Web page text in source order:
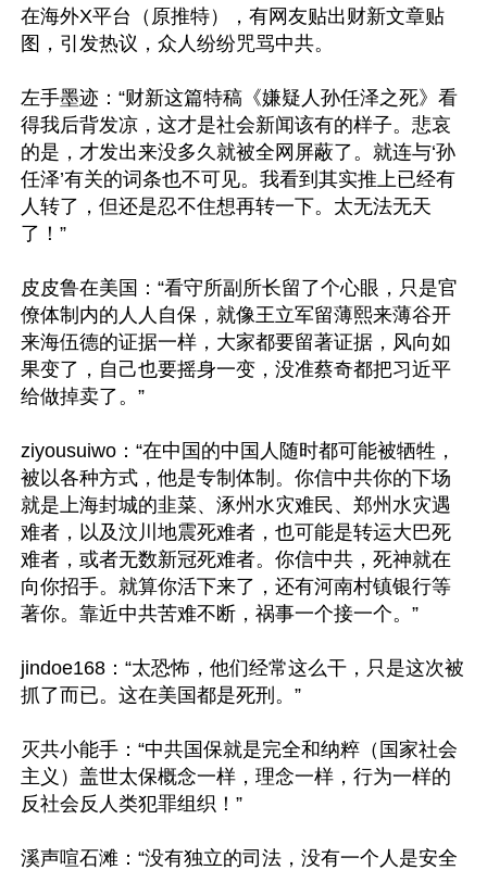
在海外X平台（原推特），有网友贴出财新文章贴
图，引发热议，众人纷纷咒骂中共。
左手墨迹：“财新这篇特稿《嫌疑人孙任泽之死》看
得我后背发凉，这才是社会新闻该有的样子。悲哀
的是，才发出来没多久就被全网屏蔽了。就连与‘孙
任泽’有关的词条也不可见。我看到其实推上已经有
人转了，但还是忍不住想再转一下。太无法无天
了！”
皮皮鲁在美国：“看守所副所长留了个心眼，只是官
僚体制内的人人自保，就像王立军留薄熙来薄谷开
来海伍德的证据一样，大家都要留著证据，风向如
果变了，自己也要摇身一变，没准蔡奇都把习近平
给做掉卖了。”
ziyousuiwo：“在中国的中国人随时都可能被牺牲，
被以各种方式，他是专制体制。你信中共你的下场
就是上海封城的韭菜、涿州水灾难民、郑州水灾遇
难者，以及汶川地震死难者，也可能是转运大巴死
难者，或者无数新冠死难者。你信中共，死神就在
向你招手。就算你活下来了，还有河南村镇银行等
著你。靠近中共苦难不断，祸事一个接一个。”
jindoe168：“太恐怖，他们经常这么干，只是这次被
抓了而已。这在美国都是死刑。”
灭共小能手：“中共国保就是完全和纳粹（国家社会
主义）盖世太保概念一样，理念一样，行为一样的
反社会反人类犯罪组织！”
溪声喧石滩：“没有独立的司法，没有一个人是安全